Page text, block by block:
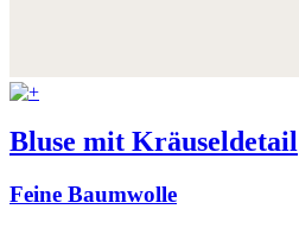
Bluse mit Kräuseldetail
Feine Baumwolle